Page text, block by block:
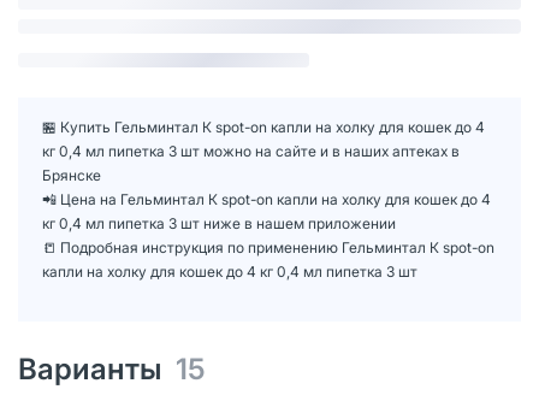
🏪 Купить Гельминтал К spot-on капли на холку для кошек до 4
кг 0,4 мл пипетка 3 шт можно на сайте и в наших аптеках в
Брянске
📲 Цена на Гельминтал К spot-on капли на холку для кошек до 4
кг 0,4 мл пипетка 3 шт ниже в нашем приложении
📒 Подробная инструкция по применению Гельминтал К spot-on
капли на холку для кошек до 4 кг 0,4 мл пипетка 3 шт
Варианты 15